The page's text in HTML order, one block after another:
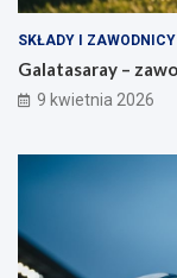
SKŁADY I ZAWODNICY
Galatasaray –
9 kwietnia 2026